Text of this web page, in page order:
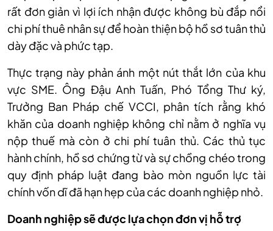
rất đơn giản vì lợi ích nhận được không bù đắp nổi
chi phí thuê nhân sự để hoàn thiện bộ hồ sơ tuân thủ
dày đặc và phức tạp.
Thực trạng này phản ánh một nút thắt lớn của khu
vực SME. Ông Đậu Anh Tuấn, Phó Tổng Thư ký,
Trưởng Ban Pháp chế VCCI, phân tích rằng khó
khăn của doanh nghiệp không chỉ nằm ở nghĩa vụ
nộp thuế mà còn ở chi phí tuân thủ. Các thủ tục
hành chính, hồ sơ chứng từ và sự chồng chéo trong
quy định pháp luật đang bào mòn nguồn lực tài
chính vốn dĩ đã hạn hẹp của các doanh nghiệp nhỏ.
Doanh nghiệp sẽ được lựa chọn đơn vị hỗ trợ